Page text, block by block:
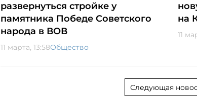
развернуться стройке у
памятника Победе Cоветского
народа в ВОВ
11 марта, 13:58Общество
на
11
Следующая